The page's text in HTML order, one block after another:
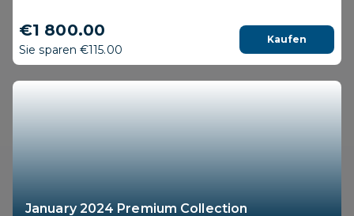
€1 800.00
Sie sparen €115.00
Kaufen
January 2024 Premium Collection